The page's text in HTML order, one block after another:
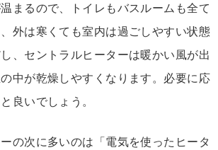
まるので、トイレもバスルームも全て
外は寒くても室内は過ごしやすい状態
、セントラルヒーターは暖かい風が出
中が乾燥しやすくなります。必要に応
良いでしょう。
の次に多いのは「電気を使ったヒータ